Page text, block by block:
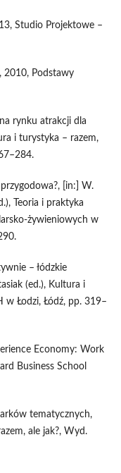
Studio Projektowe –
2010, Podstawy
rynku atrakcji dla
i turystyka – razem,
[in:] W.
Teoria i praktyka
żywieniowych w
– łódzkie
(ed.), Kultura i
Łodzi, Łódź, pp. 319–
Economy: Work
Business School
tematycznych,
ale jak?, Wyd.